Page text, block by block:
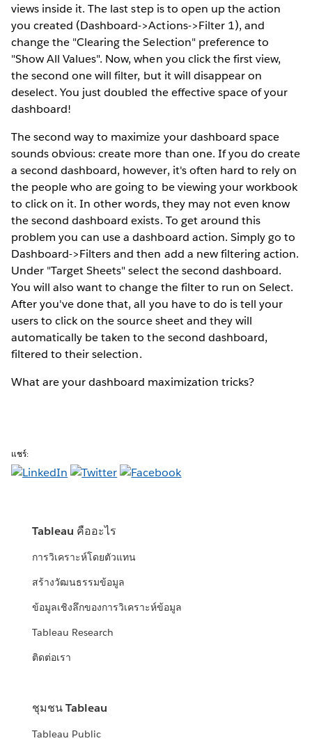
views inside it. The last step is to open up the action
you created (Dashboard->Actions->Filter 1), and
change the "Clearing the Selection" preference to
"Show All Values". Now, when you click the first view,
the second one will filter, but it will disappear on
deselect. You just doubled the effective space of your
dashboard!
The second way to maximize your dashboard space
sounds obvious: create more than one. If you do create
a second dashboard, however, it's often hard to rely on
the people who are going to be viewing your workbook
to click on it. In other words, they may not even know
the second dashboard exists. To get around this
problem you can use a dashboard action. Simply go to
Dashboard->Filters and then add a new filtering action.
Under "Target Sheets" select the second dashboard.
You will also want to change the filter to run on Select.
After you've done that, all you have to do is tell your
users to click on the source sheet and they will
automatically be taken to the second dashboard,
filtered to their selection.
What are your dashboard maximization tricks?
แชร์:
Tableau คืออะไร
การวิเคราะห์โดยตัวแทน
สร้างวัฒนธรรมข้อมูล
ข้อมูลเชิงลึกของการวิเคราะห์ข้อมูล
Tableau Research
ติดต่อเรา
ชุมชน Tableau
Tableau Public